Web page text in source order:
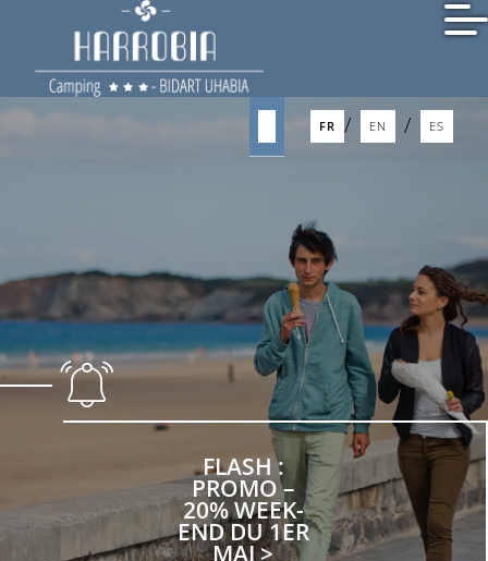
FR / EN / ES
EN
FLASH :
PROMO –
20% WEEK-
END DU 1ER
MAI >